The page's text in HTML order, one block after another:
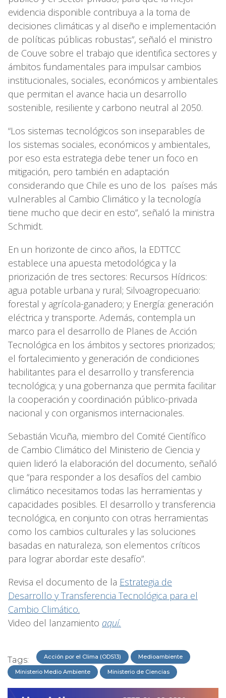
evidencia disponible contribuya a la toma de
decisiones climáticas y al diseño e implementación
de políticas públicas robustas”, señaló el ministro
de Couve sobre el trabajo que identifica sectores y
ámbitos fundamentales para impulsar cambios
institucionales, sociales, económicos y ambientales
que permitan el avance hacia un desarrollo
sostenible, resiliente y carbono neutral al 2050.
“Los sistemas tecnológicos son inseparables de
los sistemas sociales, económicos y ambientales,
por eso esta estrategia debe tener un foco en
mitigación, pero también en adaptación
considerando que Chile es uno de los países más
vulnerables al Cambio Climático y la tecnología
tiene mucho que decir en esto”, señaló la ministra
Schmidt.
En un horizonte de cinco años, la EDTTCC
establece una apuesta metodológica y la
priorización de tres sectores: Recursos Hídricos:
agua potable urbana y rural; Silvoagropecuario:
forestal y agrícola-ganadero; y Energía: generación
eléctrica y transporte. Además, contempla un
marco para el desarrollo de Planes de Acción
Tecnológica en los ámbitos y sectores priorizados;
el fortalecimiento y generación de condiciones
habilitantes para el desarrollo y transferencia
tecnológica; y una gobernanza que permita facilitar
la cooperación y coordinación público-privada
nacional y con organismos internacionales.
Sebastián Vicuña, miembro del Comité Científico
de Cambio Climático del Ministerio de Ciencia y
quien lideró la elaboración del documento, señaló
que “para responder a los desafíos del cambio
climático necesitamos todas las herramientas y
capacidades posibles. El desarrollo y transferencia
tecnológica, en conjunto con otras herramientas
como los cambios culturales y las soluciones
basadas en naturaleza, son elementos críticos
para lograr abordar este desafío”.
Revisa el documento de la Estrategia de
Desarrollo y Transferencia Tecnológica para el
Cambio Climático.
Video del lanzamiento aquí.
Tags: Acción por el Clima (ODS13) Medioambiente
Ministerio Medio Ambiente Ministerio de Ciencias